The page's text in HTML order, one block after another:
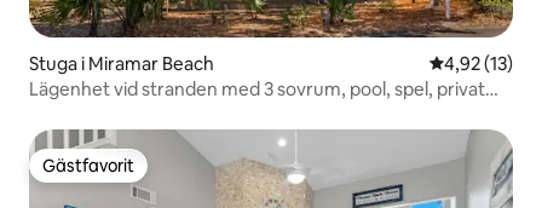
Stuga i Miramar Beach 4,92 av 5 i
4,92 (13)
Lägenhet vid stranden med 3 sovrum, pool, spel, privat
Gästfavorit
Gästfavorit